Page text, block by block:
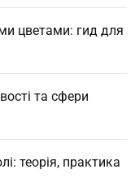
цветами: гид для
та сфери
теорія, практика